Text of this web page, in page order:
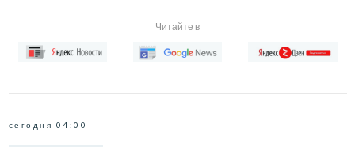
Читайте в
сегодня 04:00